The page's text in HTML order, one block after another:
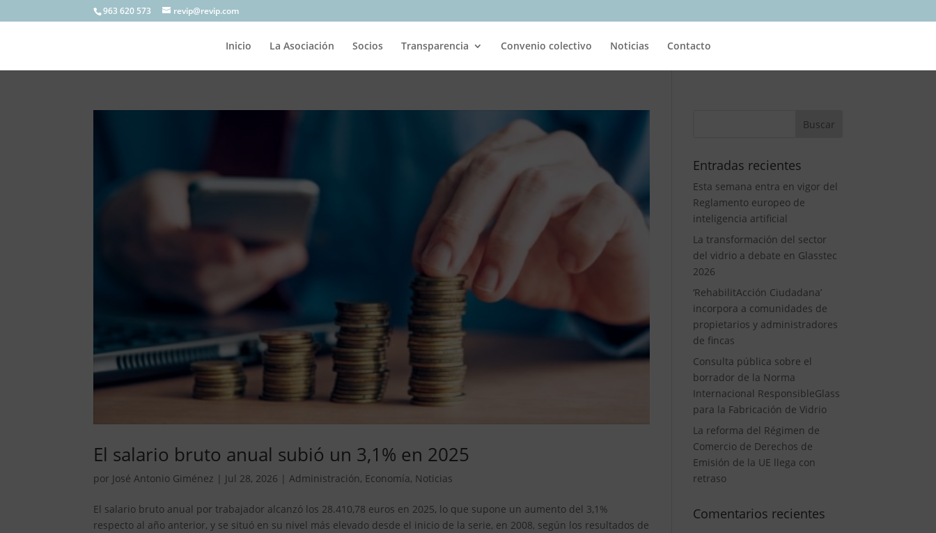
963 620 573 revip@revip.com
Inicio La Asociación Socios Transparencia Convenio colectivo Noticias Contacto
El salario bruto anual subió un 3,1% en 2025
por José Antonio Giménez | Jul 28, 2026 |Administración, Economía, Noticias
El salario bruto anual por trabajador alcanzó los 28.410,78 euros en 2025, lo que supone un aumento del 3,1%
respecto al año anterior, y se situó en su nivel más elevado desde el inicio de la serie, en 2008, según los resultados de
Entradas recientes
Esta semana entra en vigor del
Reglamento europeo de
inteligencia artificial
La transformación del sector
del vidrio a debate en Glasstec
2026
‘RehabilitAcción Ciudadana’
incorpora a comunidades de
propietarios y administradores
de fincas
Consulta pública sobre el
borrador de la Norma
Internacional ResponsibleGlass
para la Fabricación de Vidrio
La reforma del Régimen de
Comercio de Derechos de
Emisión de la UE llega con
retraso
Comentarios recientes